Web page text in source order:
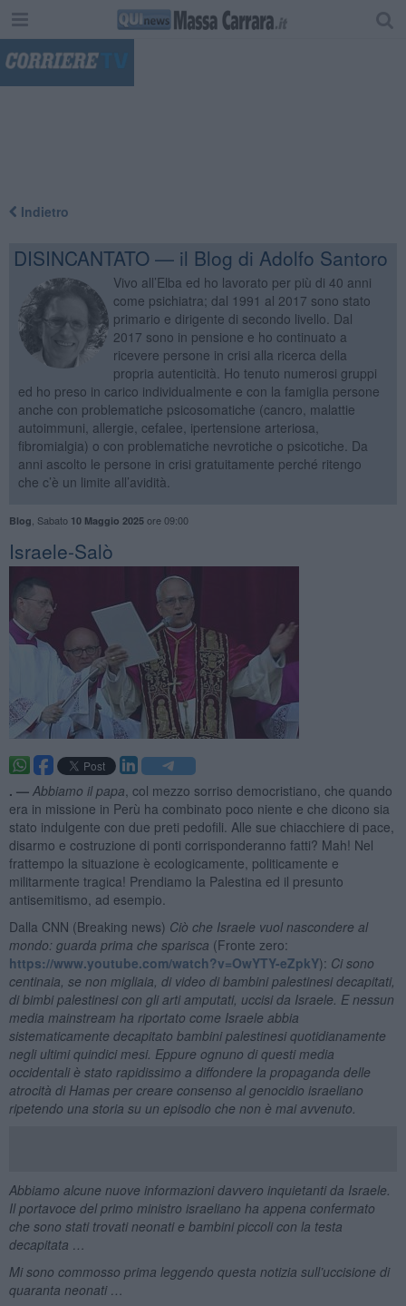
Indietro
DISINCANTATO — il Blog di Adolfo Santoro
Vivo all’Elba ed ho lavorato per più di 40 anni
come psichiatra; dal 1991 al 2017 sono stato
primario e dirigente di secondo livello. Dal
2017 sono in pensione e ho continuato a
ricevere persone in crisi alla ricerca della
propria autenticità. Ho tenuto numerosi gruppi
ed ho preso in carico individualmente e con la famiglia persone
anche con problematiche psicosomatiche (cancro, malattie
autoimmuni, allergie, cefalee, ipertensione arteriosa,
fibromialgia) o con problematiche nevrotiche o psicotiche. Da
anni ascolto le persone in crisi gratuitamente perché ritengo
che c’è un limite all’avidità.
Blog Sabato 10 Maggio 2025ore 09:00
Israele-Salò
. — Abbiamo il papa , col mezzo sorriso democristiano, che quando
era in missione in Perù ha combinato poco niente e che dicono sia
stato indulgente con due preti pedofili. Alle sue chiacchiere di pace,
disarmo e costruzione di ponti corrisponderanno fatti? Mah! Nel
frattempo la situazione è ecologicamente, politicamente e
militarmente tragica! Prendiamo la Palestina ed il presunto
antisemitismo, ad esempio.
Dalla CNN (Breaking news) Ciò che Israele vuol nascondere al
mondo: guarda prima che sparisca (Fronte zero:
https://www.youtube.com/watch?v=OwYTY-eZpkY): Ci sono
centinaia, se non migliaia, di video di bambini palestinesi decapitati,
di bimbi palestinesi con gli arti amputati, uccisi da Israele. E nessun
media mainstream ha riportato come Israele abbia
sistematicamente decapitato bambini palestinesi quotidianamente
negli ultimi quindici mesi. Eppure ognuno di questi media
occidentali è stato rapidissimo a diffondere la propaganda delle
atrocità di Hamas per creare consenso al genocidio israeliano
ripetendo una storia su un episodio che non è mai avvenuto.
Abbiamo alcune nuove informazioni davvero inquietanti da Israele.
Il portavoce del primo ministro israeliano ha appena confermato
che sono stati trovati neonati e bambini piccoli con la testa
decapitata …
Mi sono commosso prima leggendo questa notizia sull’uccisione di
quaranta neonati …